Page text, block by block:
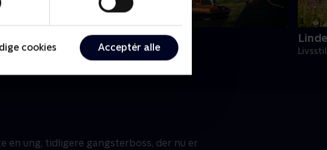
cookies Acceptér alle
24 stjerners julikalender
TV-Shows • 1 sæsoner
ung, tidligere gangsterboss, der nu er